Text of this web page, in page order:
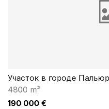
Участок в городе
4800 m²
190 000 €